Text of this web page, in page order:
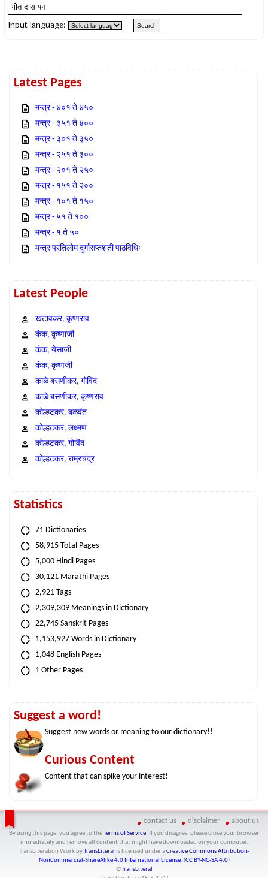
Input language:
Latest Pages
मन्त्र - ४०१ ते ४५०
मन्त्र - ३५१ ते ४००
मन्त्र - ३०१ ते ३५०
मन्त्र - २५१ ते ३००
मन्त्र - २०१ ते २५०
मन्त्र - १५१ ते २००
मन्त्र - १०१ ते १५०
मन्त्र - ५१ ते १००
मन्त्र - १ ते ५०
मन्त्र प्रतिलोम दुर्गासप्तशती पाठविधिः
Latest People
खटावकर, कृष्णराव
कंक, कृष्णाजी
कंक, येसाजी
कंक, कृष्णजी
काळे बसणीकर, गोविंद
काळे बसणीकर, कृष्णराव
कोल्हटकर, बळवंत
कोल्हटकर, लक्ष्मण
कोल्हटकर, गोविंद
कोल्हटकर, राम्रचंद्र
Statistics
71 Dictionaries
58,915 Total Pages
5,000 Hindi Pages
30,121 Marathi Pages
2,921 Tags
2,309,309 Meanings in Dictionary
22,745 Sanskrit Pages
1,153,927 Words in Dictionary
1,048 English Pages
1 Other Pages
Suggest a word!
Suggest new words or meaning to our dictionary!!
Curious Content
Content that can spike your interest!
contact us disclaimer about us
By using this page, you agree to the Terms of Service. If you disagree, please close your browser
immediately and remove all content that might have downloaded on your computer.
TransLiteration Workby TransLiteral is licensed under aCreative Commons Attribution-
NonCommercial-ShareAlike 4.0 International License. (CC BY-NC-SA 4.0)
©TransLiteral